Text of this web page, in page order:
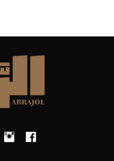
أفضل تدريج للشعر